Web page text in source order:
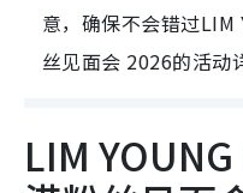
意，确保不会错过LIM
丝见面会 2026的活动
LIM